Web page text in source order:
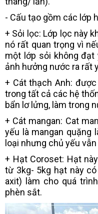
- Cấu tạo gồm các lớp
+ Sỏi lọc: Lớp lọc này
nó rất quan trọng vì
một lớp sỏi không
ảnh hưởng nước ra rất
+ Cát thạch Anh:
trong tất cả các hệ
bẩn lơ lửng, làm trong
+ Cát mangan: Cat
yếu là mangan quặng
loại nhưng chủ yếu
+ Hạt Coroset: Hạt
từ 3kg- 5kg hạt này
axit) làm cho quá
phèn sắt.